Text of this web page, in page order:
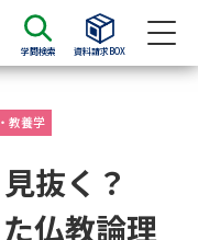
学問検索 資料請求BOX
資料検索
教養学
抜く？
仏教論理